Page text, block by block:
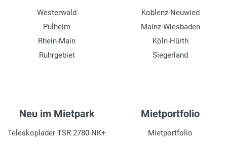
Westerwald
Pulheim
Rhein-Main
Ruhrgebiet
Koblenz-Neuwied
Mainz-Wiesbaden
Köln-Hürth
Siegerland
Neu im Mietpark
Teleskoplader TSR 2780 NK+
Mietportfolio
Mietportfolio